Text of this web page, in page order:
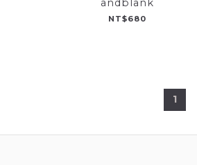
andblank
NT$680
1